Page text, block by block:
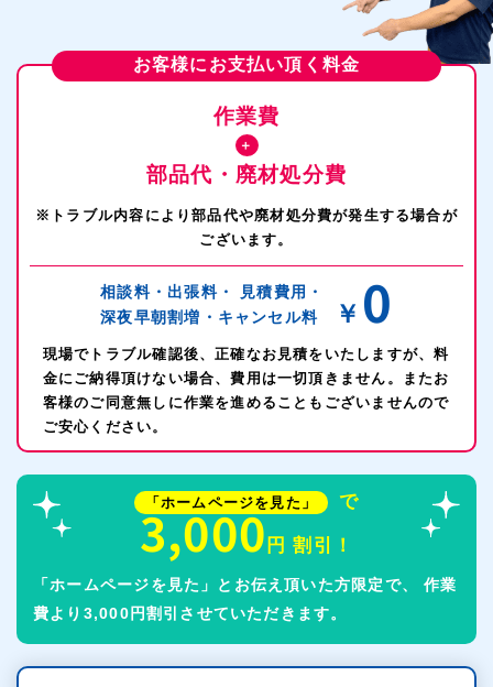
お客様にお支払い頂く料金
作業費
＋
部品代・廃材処分費
※トラブル内容により部品代や廃材処分費が発生する場合が
ございます。
相談料・出張料・
見積費用・
深夜早朝割増・ キャンセル料 ￥ 0
現場でトラブル確認後、正確なお見積をいたしますが、料
金にご納得頂けない場合、費用は一切頂きません。またお
客様のご同意無しに作業を進めることもございませんので
ご安心ください。
「ホームページを見た」 で
3,000 円 割引！
「ホームページを見た」とお伝え頂いた方限定で、
作業
費より3,000円割引させていただきます。